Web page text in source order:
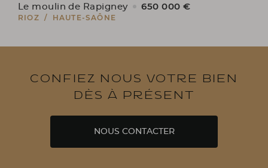
Le moulin de Rapigney 650 000 €
RIOZ / HAUTE-SAÔNE
Confiez nous votre bien
dès à présent
NOUS CONTACTER